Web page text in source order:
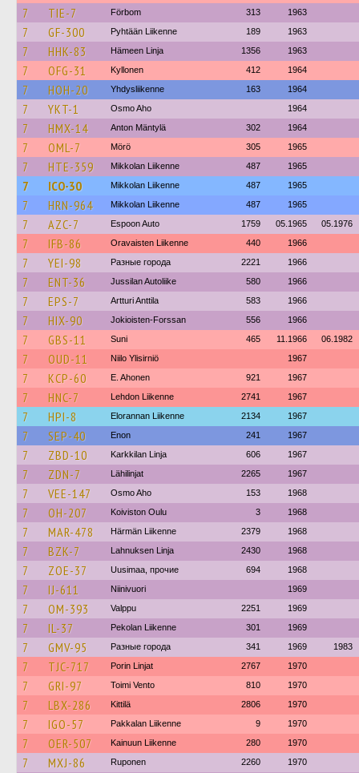
7 TIE-7 Förbom 313 1963
7 GF-300 Pyhtään Liikenne 189 1963
7 HHK-83 Hämeen Linja 1356 1963
7 OFG-31 Kyllonen 412 1964
7 HOH-20 Yhdysliikenne 163 1964
7 YKT-1 Osmo Aho 1964
7 HMX-14 Anton Mäntylä 302 1964
7 OML-7 Mörö 305 1965
7 HTE-359 Mikkolan Liikenne 487 1965
7 ICO-30 Mikkolan Liikenne 487 1965
7 HRN-964 Mikkolan Liikenne 487 1965
7 AZC-7 Espoon Auto 1759 05.1965 05.1976
7 IFB-86 Oravaisten Liikenne 440 1966
7 YEI-98 Разные города 2221 1966
7 ENT-36 Jussilan Autoliike 580 1966
7 EPS-7 Artturi Anttila 583 1966
7 HIX-90 Jokioisten-Forssan 556 1966
7 GBS-11 Suni 465 11.1966 06.1982
7 OUD-11 Niilo Ylisirniö 1967
7 KCP-60 E. Ahonen 921 1967
7 HNC-7 Lehdon Liikenne 2741 1967
7 HPI-8 Elorannan Liikenne 2134 1967
7 SEP-40 Enon 241 1967
7 ZBD-10 Karkkilan Linja 606 1967
7 ZDN-7 Lähilinjat 2265 1967
7 VEE-147 Osmo Aho 153 1968
7 OH-207 Koiviston Oulu 3 1968
7 MAR-478 Härmän Liikenne 2379 1968
7 BZK-7 Lahnuksen Linja 2430 1968
7 ZOE-37 Uusimaa, прочие 694 1968
7 IJ-611 Niinivuori 1969
7 OM-393 Valppu 2251 1969
7 IL-37 Pekolan Liikenne 301 1969
7 GMV-95 Разные города 341 1969 1983
7 TJC-717 Porin Linjat 2767 1970
7 GRI-97 Toimi Vento 810 1970
7 LBX-286 Kittilä 2806 1970
7 IGO-57 Pakkalan Liikenne 9 1970
7 OER-507 Kainuun Liikenne 280 1970
7 MXJ-86 Ruponen 2260 1970